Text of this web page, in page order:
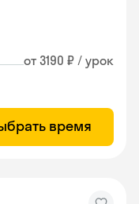
от 3190 ₽ / урок
время